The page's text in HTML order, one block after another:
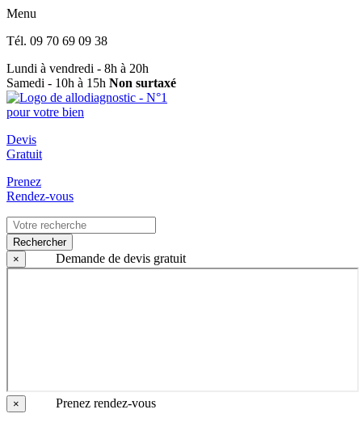
Menu
Tél. 09 70 69 09 38
Lundi à vendredi - 8h à 20h
Samedi - 10h à 15h Non surtaxé
Devis
Gratuit
Prenez
Rendez-vous
Rechercher
×
Demande de devis gratuit
× Prenez rendez-vous